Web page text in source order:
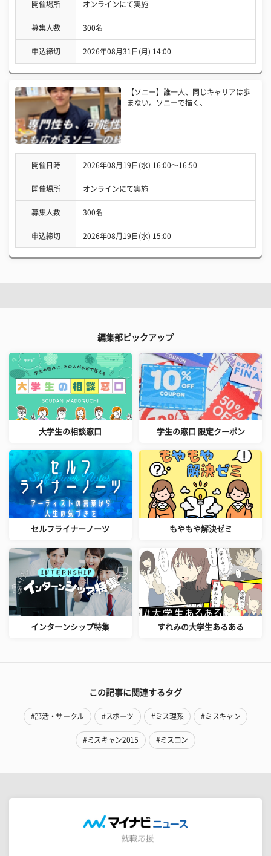
開催場所 オンラインにて実施
募集人数 300名
申込締切 2026年08月31日(月) 14:00
【ソニー】誰一人、同じキャリアは歩
まない。ソニーで描く、
開催日時 2026年08月19日(水) 16:00〜16:50
開催場所 オンラインにて実施
募集人数 300名
申込締切 2026年08月19日(水) 15:00
編集部ピックアップ
大学生の相談窓口 学生の窓口 限定クーポン
セルフライナーノーツ もやもや解決ゼミ
インターンシップ特集 すれみの大学生あるある
この記事に関連するタグ
#部活・サークル #スポーツ #ミス理系 #ミスキャン
#ミスキャン2015 #ミスコン